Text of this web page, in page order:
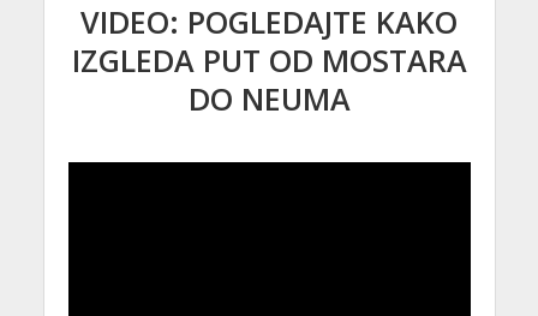
VIDEO: POGLEDAJTE KAKO
IZGLEDA PUT OD MOSTARA
DO NEUMA